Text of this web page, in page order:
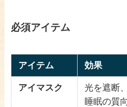
必須アイテム
アイテム 効果
アイマスク
光を遮断、
睡眠の質向